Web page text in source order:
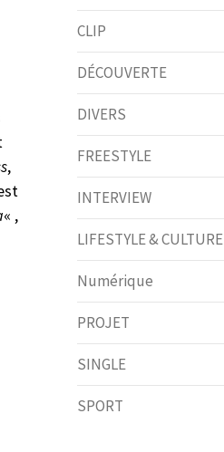
,
« ,
CLIP
DÉCOUVERTE
DIVERS
FREESTYLE
INTERVIEW
LIFESTYLE & CULTURE
Numérique
PROJET
SINGLE
SPORT